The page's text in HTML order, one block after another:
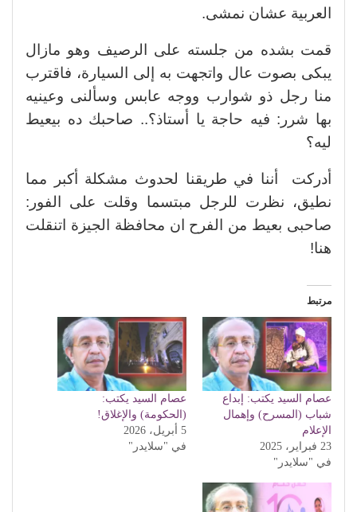
العربية عشان نمشى.
قمت بشده من جلسته على الرصيف وهو مازال
يبكى بصوت عال واتجهت به إلى السيارة، فاقترب
منا رجل ذو شوارب ووجه عابس وسألنى وعينيه
بها شرر: فيه حاجة يا أستاذ؟.. صاحبك ده بيعيط
ليه؟
أدركت أننا في طريقنا لحدوث مشكلة أكبر مما
نطيق، نظرت للرجل مبتسما وقلت على الفور:
صاحبى بعيط من الفرح ان محافظة الجيزة اتنقلت
هنا!
مرتبط
عصام السيد يكتب: إبداع
شباب (المسرح) وإهمال
الإعلام
23 فبراير، 2025
في "سلايدر"
عصام السيد يكتب:
(الحكومة) والإغلاق!
5 أبريل، 2026
في "سلايدر"